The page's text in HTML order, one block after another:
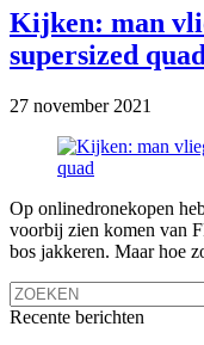
Kijken: man
supersized quad
27 november 2021
Op onlinedronekopen
voorbij zien komen van
bos jakkeren. Maar hoe
Recente berichten